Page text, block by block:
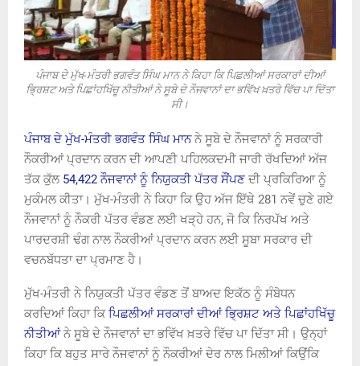
ਪੰਜਾਬ ਦੇ ਮੁੱਖ-ਮੰਤਰੀ ਭਗਵੰਤ ਸਿੰਘ ਮਾਨ ਨੇ ਕਿਹਾ ਕਿ ਪਿਛਲੀਆਂ ਸਰਕਾਰਾਂ ਦੀਆਂ
ਭ੍ਰਿਸ਼ਟ ਅਤੇ ਪਿਛਾਂਹਖਿੱਚੂ ਨੀਤੀਆਂ ਨੇ ਸੂਬੇ ਦੇ ਨੌਜਵਾਨਾਂ ਦਾ ਭਵਿੱਖ ਖ਼ਤਰੇ ਵਿੱਚ ਪਾ ਦਿੱਤਾ
ਸੀ।
ਪੰਜਾਬ ਦੇ ਮੁੱਖ-ਮੰਤਰੀ ਭਗਵੰਤ ਸਿੰਘ ਮਾਨਨੇ ਸੂਬੇ ਦੇ ਨੌਜਵਾਨਾਂ ਨੂੰ ਸਰਕਾਰੀ
ਨੌਕਰੀਆਂ ਪ੍ਰਦਾਨ ਕਰਨ ਦੀ ਆਪਣੀ ਪਹਿਲਕਦਮੀ ਜਾਰੀ ਰੱਖਦਿਆਂ ਅੱਜ
ਤੱਕ ਕੁੱਲ 54,422 ਨੌਜਵਾਨਾਂ ਨੂੰ ਨਿਯੁਕਤੀ ਪੱਤਰ ਸੌਂਪਣ ਦੀ ਪ੍ਰਕਿਰਿਆ ਨੂੰ
ਮੁਕੰਮਲ ਕੀਤਾ। ਮੁੱਖ-ਮੰਤਰੀ ਨੇ ਕਿਹਾ ਕਿ ਉਹ ਅੱਜ ਇੱਥੇ 281 ਨਵੇਂ ਚੁਣੇ ਗਏ
ਨੌਜਵਾਨਾਂ ਨੂੰ ਨੌਕਰੀ ਪੱਤਰ ਵੰਡਣ ਲਈ ਖੜ੍ਹੇ ਹਨ, ਜੋ ਕਿ ਨਿਰਪੱਖ ਅਤੇ
ਪਾਰਦਰਸ਼ੀ ਢੰਗ ਨਾਲ ਨੌਕਰੀਆਂ ਪ੍ਰਦਾਨ ਕਰਨ ਲਈ ਸੂਬਾ ਸਰਕਾਰ ਦੀ
ਵਚਨਬੱਧਤਾ ਦਾ ਪ੍ਰਮਾਣ ਹੈ।
ਮੁੱਖ-ਮੰਤਰੀ ਨੇ ਨਿਯੁਕਤੀ ਪੱਤਰ ਵੰਡਣ ਤੋਂ ਬਾਅਦ ਇਕੱਠ ਨੂੰ ਸੰਬੋਧਨ
ਕਰਦਿਆਂ ਕਿਹਾ ਕਿਪਿਛਲੀਆਂ ਸਰਕਾਰਾਂ ਦੀਆਂ ਭ੍ਰਿਸ਼ਟ ਅਤੇ ਪਿਛਾਂਹਖਿੱਚੂ
ਨੀਤੀਆਂਨੇ ਸੂਬੇ ਦੇ ਨੌਜਵਾਨਾਂ ਦਾ ਭਵਿੱਖ ਖ਼ਤਰੇ ਵਿੱਚ ਪਾ ਦਿੱਤਾ ਸੀ। ਉਨ੍ਹਾਂ
ਕਿਹਾ ਕਿ ਬਹੁਤ ਸਾਰੇ ਨੌਜਵਾਨਾਂ ਨੂੰ ਨੌਕਰੀਆਂ ਦੇਰ ਨਾਲ ਮਿਲੀਆਂ ਕਿਉਂਕਿ